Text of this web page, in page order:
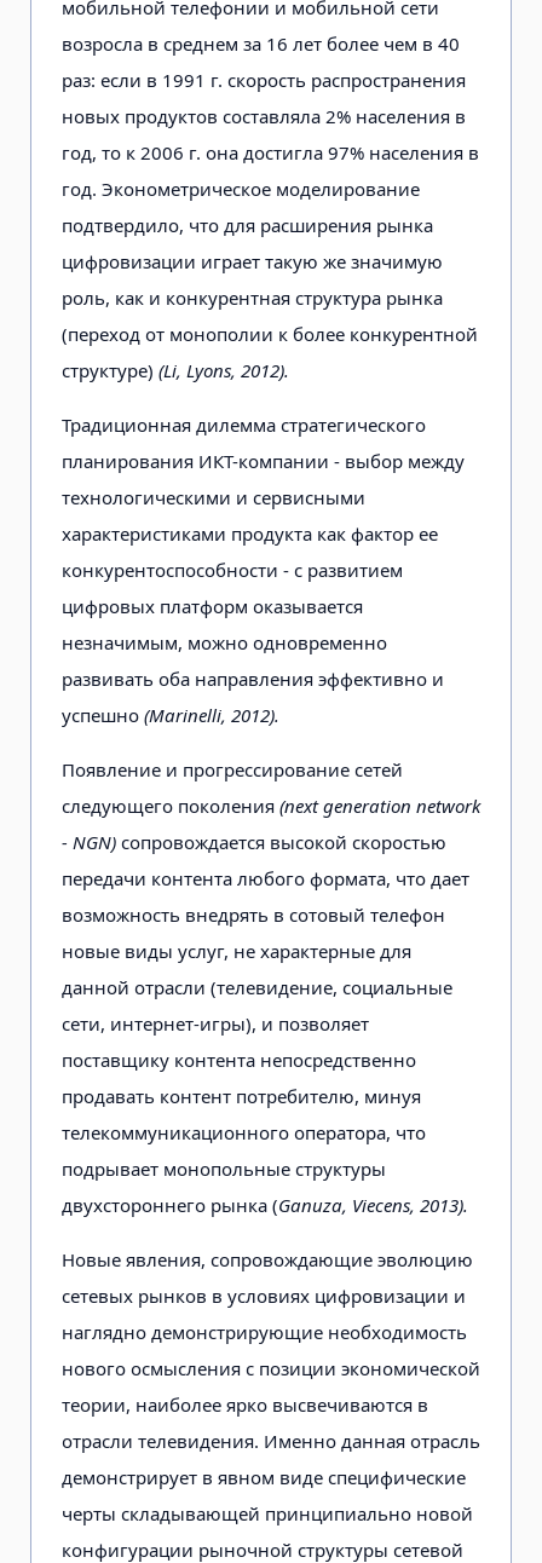
мобильной телефонии и мобильной сети
возросла в среднем за 16 лет более чем в 40
раз: если в 1991 г. скорость распространения
новых продуктов составляла 2% населения в
год, то к 2006 г. она достигла 97% населения в
год. Эконометрическое моделирование
подтвердило, что для расширения рынка
цифровизации играет такую же значимую
роль, как и конкурентная структура рынка
(переход от монополии к более конкурентной
структуре) (Li, Lyons, 2012).
Традиционная дилемма стратегического
планирования ИКТ-компании - выбор между
технологическими и сервисными
характеристиками продукта как фактор ее
конкурентоспособности - с развитием
цифровых платформ оказывается
незначимым, можно одновременно
развивать оба направления эффективно и
успешно (Marinelli, 2012).
Появление и прогрессирование сетей
следующего поколения (next generation network
- NGN) сопровождается высокой скоростью
передачи контента любого формата, что дает
возможность внедрять в сотовый телефон
новые виды услуг, не характерные для
данной отрасли (телевидение, социальные
сети, интернет-игры), и позволяет
поставщику контента непосредственно
продавать контент потребителю, минуя
телекоммуникационного оператора, что
подрывает монопольные структуры
двухстороннего рынка (Ganuza, Viecens, 2013).
Новые явления, сопровождающие эволюцию
сетевых рынков в условиях цифровизации и
наглядно демонстрирующие необходимость
нового осмысления с позиции экономической
теории, наиболее ярко высвечиваются в
отрасли телевидения. Именно данная отрасль
демонстрирует в явном виде специфические
черты складывающей принципиально новой
конфигурации рыночной структуры сетевой